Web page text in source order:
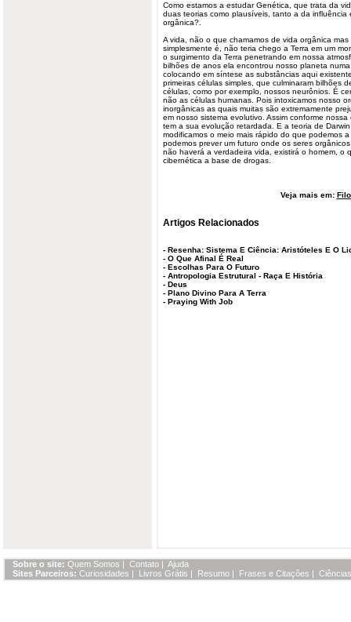
Como estamos a estudar Genética, que trata da
duas teorias como plausíveis, tanto a da
orgânica?.
A vida, não o que chamamos de vida orgânica
simplesmente é, não teria chego a Terra em um
o surgimento da Terra penetrando em nossa
bilhões de anos ela encontrou nosso planeta
colocando em síntese as substâncias aqui
primeiras células simples, que culminaram bilhões
células, como por exemplo, nossos neurônios. É
não as células humanas. Pois intoxicamos nosso
inorgânicas as quais muitas são extremamente
em nosso sistema evolutivo. Assim conforme
tem a sua evolução retardada. E a teoria de
modificamos o meio mais rápido do que podemos
podemos prever um futuro onde os seres
não haverá a verdadeira vida, existirá o homem, o
cibernética a base de drogas.
Veja mais em:
Artigos Relacionados
- Resenha: Sistema E Ciência: Aristóteles E O
- O Que Afinal É Real
- Escolhas Para O Futuro
- Antropologia Estrutural - Raça E História
- Deus
- Plano Divino Para A Terra
- Praying With Job
Sobre o site: Quem Somos | Contato | Ajuda
Sites Parceiros: Curiosidades | Livros Grátis | Resumo | Frases e Citações |